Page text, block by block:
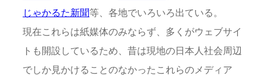
じゃかるた新聞等、各地でいろいろ出ている。
現在これらは紙媒体のみならず、多くがウェブサイ
トも開設しているため、昔は現地の日本人社会周辺
でしか見かけることのなかったこれらのメディア